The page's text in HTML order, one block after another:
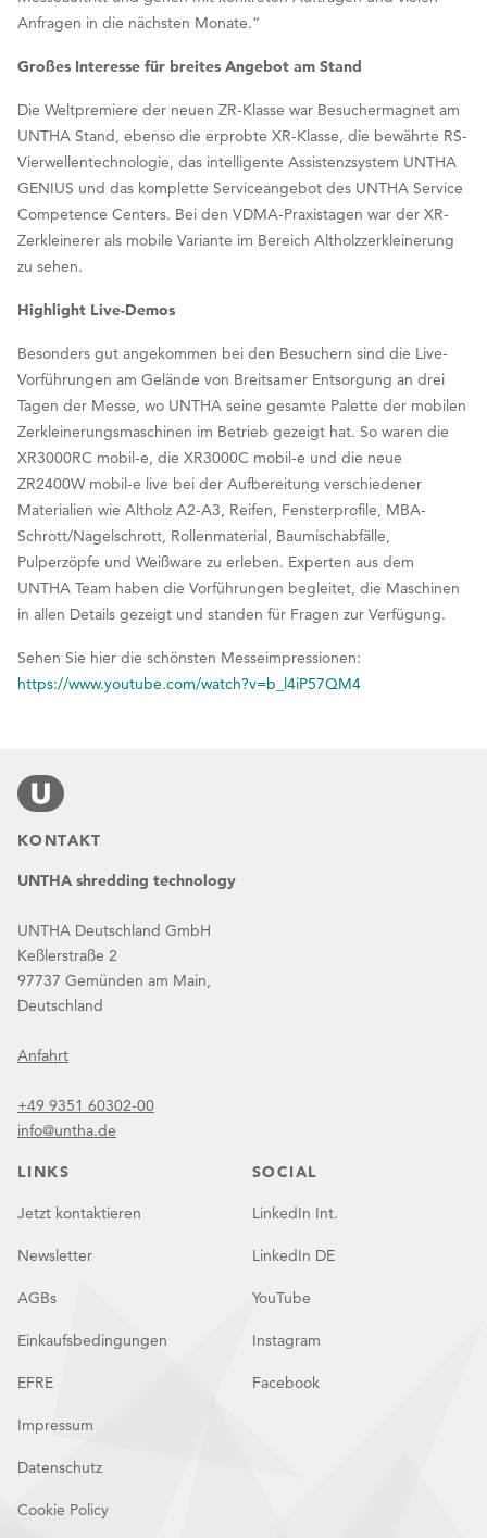
Anfragen in die nächsten Monate.“
Großes Interesse für breites Angebot am Stand
Die Weltpremiere der neuen ZR-Klasse war Besuchermagnet am
UNTHA Stand, ebenso die erprobte XR-Klasse, die bewährte RS-
Vierwellentechnologie, das intelligente Assistenzsystem UNTHA
GENIUS und das komplette Serviceangebot des UNTHA Service
Competence Centers. Bei den VDMA-Praxistagen war der XR-
Zerkleinerer als mobile Variante im Bereich Altholzzerkleinerung
zu sehen.
Highlight Live-Demos
Besonders gut angekommen bei den Besuchern sind die Live-
Vorführungen am Gelände von Breitsamer Entsorgung an drei
Tagen der Messe, wo UNTHA seine gesamte Palette der mobilen
Zerkleinerungsmaschinen im Betrieb gezeigt hat. So waren die
XR3000RC mobil-e, die XR3000C mobil-e und die neue
ZR2400W mobil-e live bei der Aufbereitung verschiedener
Materialien wie Altholz A2-A3, Reifen, Fensterprofile, MBA-
Schrott/Nagelschrott, Rollenmaterial, Baumischabfälle,
Pulperzöpfe und Weißware zu erleben. Experten aus dem
UNTHA Team haben die Vorführungen begleitet, die Maschinen
in allen Details gezeigt und standen für Fragen zur Verfügung.
Sehen Sie hier die schönsten Messeimpressionen:
https://www.youtube.com/watch?v=b_l4iP57QM4
KONTAKT
UNTHA shredding technology
UNTHA Deutschland GmbH
Keßlerstraße 2
97737 Gemünden am Main,
Deutschland
Anfahrt
+49 9351 60302-00
info@untha.de
LINKS
Jetzt kontaktieren
Newsletter
AGBs
Einkaufsbedingungen
EFRE
Impressum
Datenschutz
Cookie Policy
SOCIAL
LinkedIn Int.
LinkedIn DE
YouTube
Instagram
Facebook